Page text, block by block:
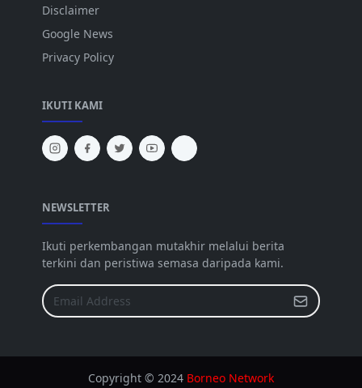
Disclaimer
Google News
Privacy Policy
IKUTI KAMI
NEWSLETTER
Ikuti perkembangan mutakhir melalui berita
terkini dan peristiwa semasa daripada kami.
Copyright © 2024 Borneo Network